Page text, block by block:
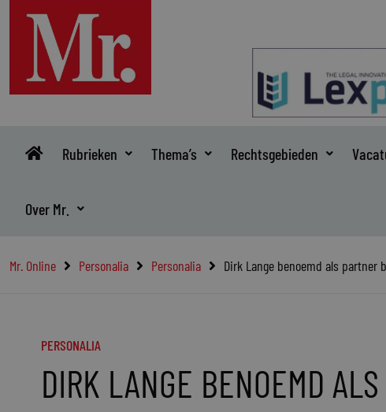
inhoud
Rubrieken Thema’s Rechtsgebieden
Over Mr.
Mr. Online Personalia Personalia Dirk Lange benoemd als partner
PERSONALIA
DIRK LANGE BENOEMD